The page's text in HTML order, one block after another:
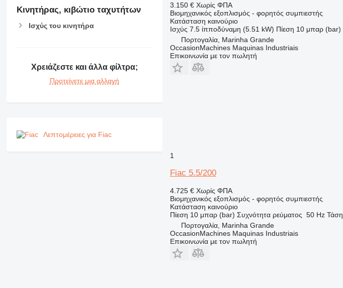
Κινητήρας, κιβώτιο ταχυτήτων
Ισχύς του κινητήρα
Χρειάζεστε και άλλα φίλτρα;
Προτείνετε μια αλλαγή
Λεπτομέρειες για Fiac
3.150 € Χωρίς ΦΠΑ
Βιομηχανικός εξοπλισμός - φορητός συμπιεστής
Κατάσταση καινούριο
Ισχύς 7.5 ίπποδύναμη (5.51 kW) Πίεση 10 μπαρ (bar)
Πορτογαλία, Marinha Grande
OccasionMachines Maquinas Industriais
Επικοινωνία με τον πωλητή
1
Fiac 5.5/200
4.725 € Χωρίς ΦΠΑ
Βιομηχανικός εξοπλισμός - φορητός συμπιεστής
Κατάσταση καινούριο
Πίεση 10 μπαρ (bar) Συχνότητα ρεύματος 50 Hz Τάση
Πορτογαλία, Marinha Grande
OccasionMachines Maquinas Industriais
Επικοινωνία με τον πωλητή